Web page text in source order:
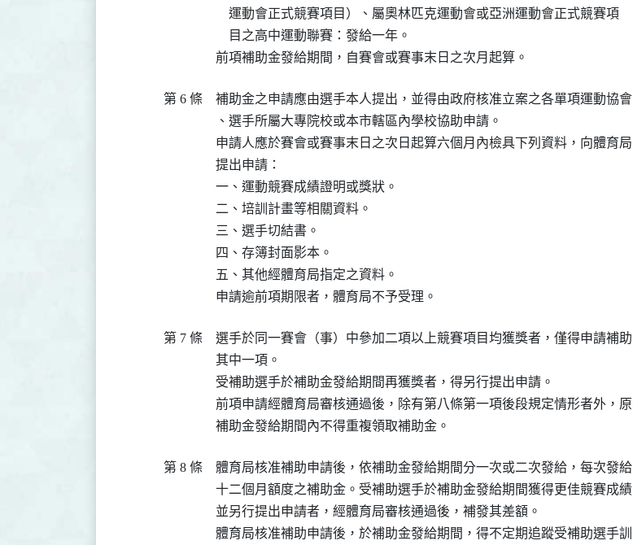
    運動會正式競賽項目）、屬奧林匹克運動會或亞洲運動會正式競賽項
    目之高中運動聯賽：發給一年。
前項補助金發給期間，自賽會或賽事末日之次月起算。
第 6 條
補助金之申請應由選手本人提出，並得由政府核准立案之各單項運動協會
、選手所屬大專院校或本市轄區內學校協助申請。
申請人應於賽會或賽事末日之次日起算六個月內檢具下列資料，向體育局
提出申請：
一、運動競賽成績證明或獎狀。
二、培訓計畫等相關資料。
三、選手切結書。
四、存簿封面影本。
五、其他經體育局指定之資料。
申請逾前項期限者，體育局不予受理。
第 7 條
選手於同一賽會（事）中參加二項以上競賽項目均獲獎者，僅得申請補助
其中一項。
受補助選手於補助金發給期間再獲獎者，得另行提出申請。
前項申請經體育局審核通過後，除有第八條第一項後段規定情形者外，原
補助金發給期間內不得重複領取補助金。
第 8 條
體育局核准補助申請後，依補助金發給期間分一次或二次發給，每次發給
十二個月額度之補助金。受補助選手於補助金發給期間獲得更佳競賽成績
並另行提出申請者，經體育局審核通過後，補發其差額。
體育局核准補助申請後，於補助金發給期間，得不定期追蹤受補助選手訓